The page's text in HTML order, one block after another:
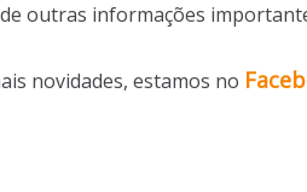
outras informações
novidades, estamos no